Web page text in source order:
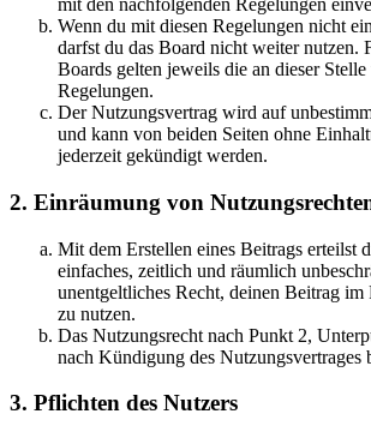
mit den nachfolgenden Regelungen
Wenn du mit diesen Regelungen nicht
darfst du das Board nicht weiter nutzen.
Boards gelten jeweils die an dieser
Regelungen.
Der Nutzungsvertrag wird auf
und kann von beiden Seiten ohne
jederzeit gekündigt werden.
2. Einräumung von
Mit dem Erstellen eines Beitrags erteilst
einfaches, zeitlich und räumlich
unentgeltliches Recht, deinen Beitrag im
zu nutzen.
Das Nutzungsrecht nach Punkt 2,
nach Kündigung des Nutzungsvertrages
3. Pflichten des Nutzers